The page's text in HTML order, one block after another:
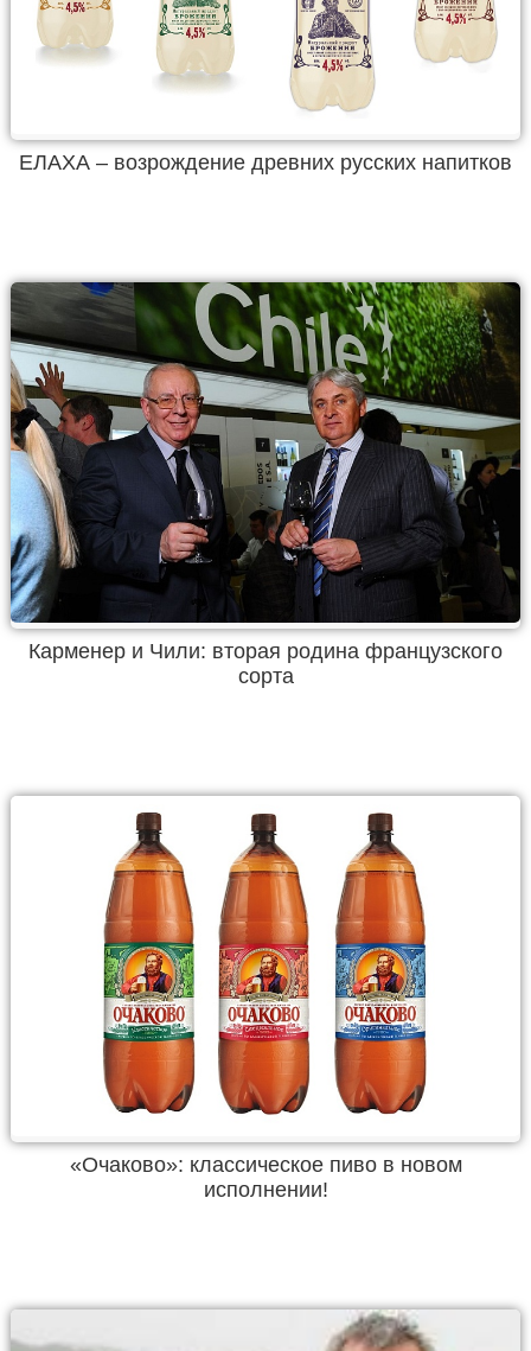
ЕЛАХА – возрождение древних русских напитков
Карменер и Чили: вторая родина французского
сорта
«Очаково»: классическое пиво в новом
исполнении!